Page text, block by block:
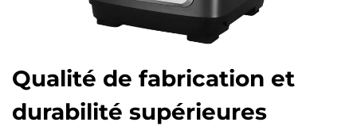
Qualité de fabrication et
durabilité supérieures